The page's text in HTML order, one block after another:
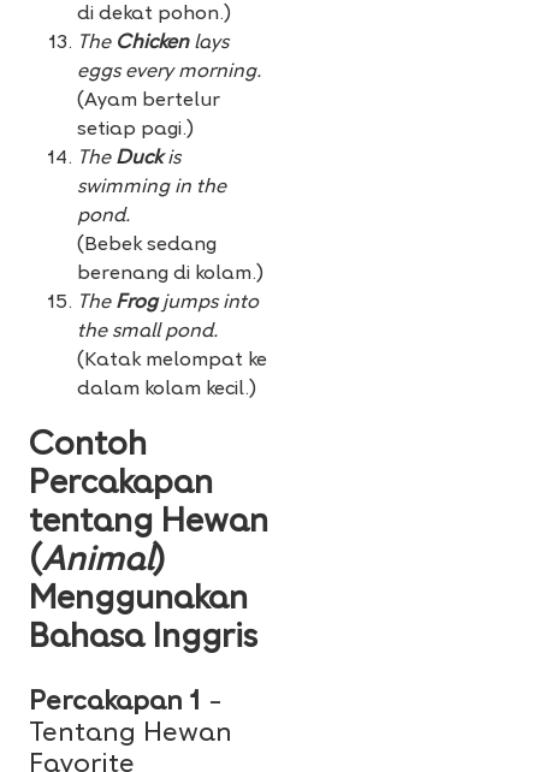
di dekat pohon.)
The Chicken lays
eggs every morning.
(Ayam bertelur
setiap pagi.)
The Duck is
swimming in the
pond.
(Bebek sedang
berenang di kolam.)
The Frog jumps into
the small pond.
(Katak melompat ke
dalam kolam kecil.)
Contoh
Percakapan
tentang Hewan
(Animal)
Menggunakan
Bahasa Inggris
Percakapan 1 –
Tentang Hewan
Favorite